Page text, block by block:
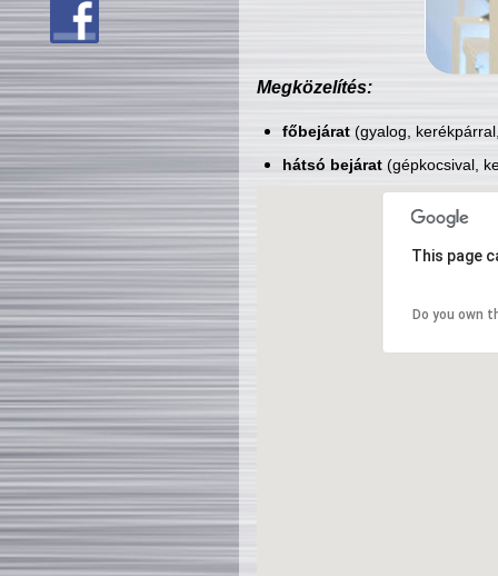
Megközelítés:
főbejárat(gyalog,
hátsó bejárat(gépkocsival,
This page
Do you own